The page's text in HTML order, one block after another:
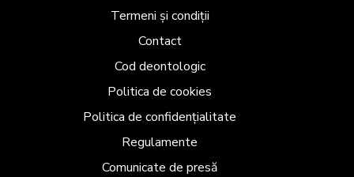
Termeni și condiții
Contact
Cod deontologic
Politica de cookies
Politica de confidențialitate
Regulamente
Comunicate de presă